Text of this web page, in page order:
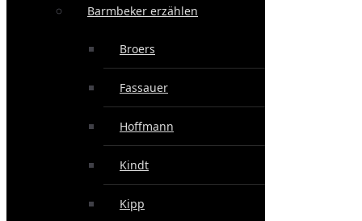
Barmbeker erzählen
Broers
Fassauer
Hoffmann
Kindt
Kipp